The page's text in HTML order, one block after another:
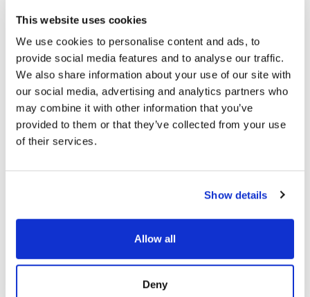
This website uses cookies
We use cookies to personalise content and ads, to
provide social media features and to analyse our traffic.
We also share information about your use of our site with
our social media, advertising and analytics partners who
may combine it with other information that you’ve
provided to them or that they’ve collected from your use
of their services.
Show details
Allow all
Deny